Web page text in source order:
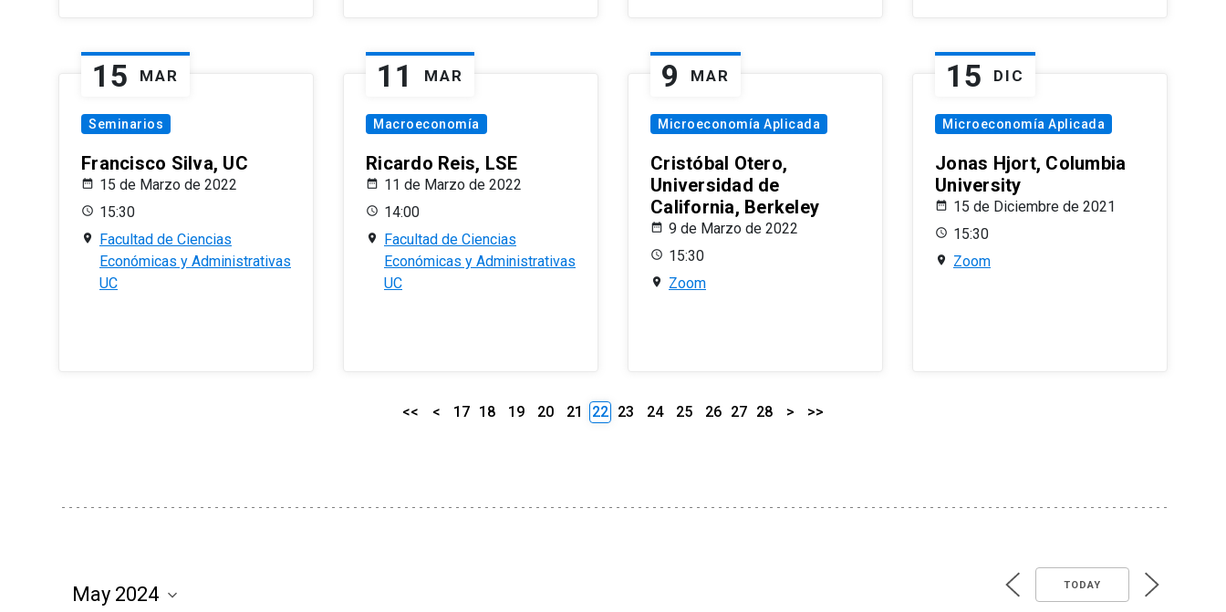
15 MAR
Seminarios
Francisco Silva, UC
15 de Marzo de 2022
15:30
Facultad de Ciencias
Económicas y Administrativas
UC
11 MAR
Macroeconomía
Ricardo Reis, LSE
11 de Marzo de 2022
14:00
Facultad de Ciencias
Económicas y Administrativas
UC
9 MAR
Microeconomía Aplicada
Cristóbal Otero,
Universidad de
California, Berkeley
9 de Marzo de 2022
15:30
Zoom
15 DIC
Microeconomía Aplicada
Jonas Hjort, Columbia
University
15 de Diciembre de 2021
15:30
Zoom
<< < 17 18 19 20 21 22 23 24 25 26 27 28 > >>
TODAY